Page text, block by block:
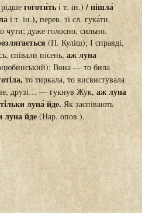
рідшегоготи́тьі т. ін.) / пішла́
і т. ін.),перев. зі сл. гука́ти,
чути; дуже голосно, сильно.
(П. Куліш); І справді,
співали пісень,аж луна
Вона — то била
то тиркала, то висвистувала
друзі… — гукнув Жук,аж луна
ті́льки луна́ йде. Як заспівають
луна йде (Нар. опов.).